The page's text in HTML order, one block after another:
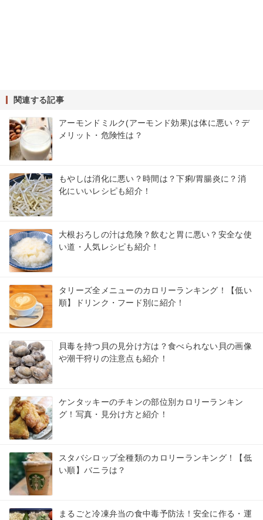
関連する記事
アーモンドミルク(アーモンド効果)は体に悪い？デ
メリット・危険性は？
もやしは消化に悪い？時間は？下痢/胃腸炎に？消
化にいいレシピも紹介！
大根おろしの汁は危険？飲むと胃に悪い？安全な使
い道・人気レシピも紹介！
タリーズ全メニューのカロリーランキング！【低い
順】ドリンク・フード別に紹介！
貝毒を持つ貝の見分け方は？食べられない貝の画像
や潮干狩りの注意点も紹介！
ケンタッキーのチキンの部位別カロリーランキン
グ！写真・見分け方と紹介！
スタバシロップ全種類のカロリーランキング！【低
い順】バニラは？
まるごと冷凍弁当の食中毒予防法！安全に作る・運